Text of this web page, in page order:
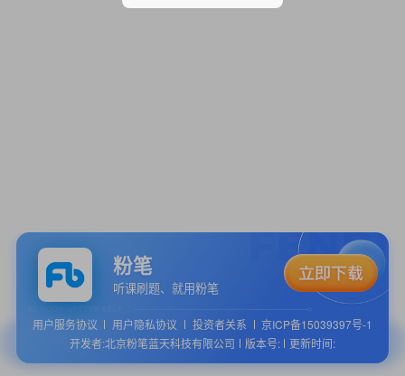
粉笔
听课刷题、就用粉笔
用户服务协议 用户隐私协议 投资者关系
京ICP备15039397号-1
开发者:北京粉笔蓝天科技有限公司
版本号: 更新时间: